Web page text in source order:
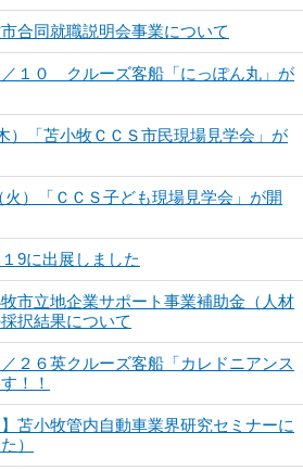
合同就職説明会事業について
／１０ クルーズ客船「にっぽん丸」が
）「苫小牧ＣＣＳ市民現場見学会」が
）「ＣＣＳ子ども現場見学会」が開
9に出展しました
市立地企業サポート事業補助金（人材
択結果について
／２６英クルーズ客船「カレドニアンス
！！
】苫小牧管内自動車業界研究セミナーに
）